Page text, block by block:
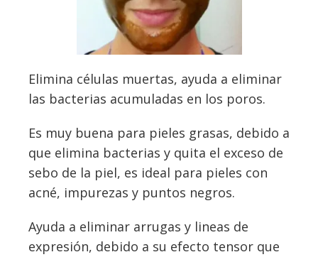
Elimina células muertas, ayuda a eliminar
las bacterias acumuladas en los poros.
Es muy buena para pieles grasas, debido a
que elimina bacterias y quita el exceso de
sebo de la piel, es ideal para pieles con
acné, impurezas y puntos negros.
Ayuda a eliminar arrugas y lineas de
expresión, debido a su efecto tensor que